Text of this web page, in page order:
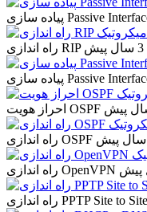
3 سال پیش